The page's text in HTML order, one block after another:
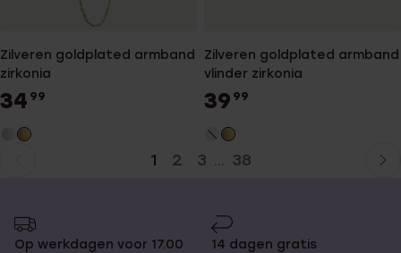
Zilveren goldplated armband
zirkonia
34 99
Zilveren goldplated armband
vlinder zirkonia
39 99
1 2 3 38
Op werkdagen voor 17.00
14 dagen gratis